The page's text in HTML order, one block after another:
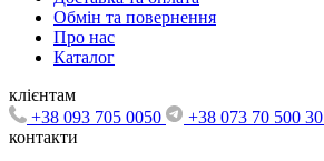
Обмін та повернення
Про нас
Каталог
клієнтам
+38 093 705 0050
+38 073 70 500 30
контакти